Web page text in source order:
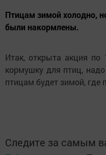
Птицам зимой холодно,
были накормлены.
Итак, открыта акция по
кормушку для птиц,
птицам будет зимой, где
Следите за самым